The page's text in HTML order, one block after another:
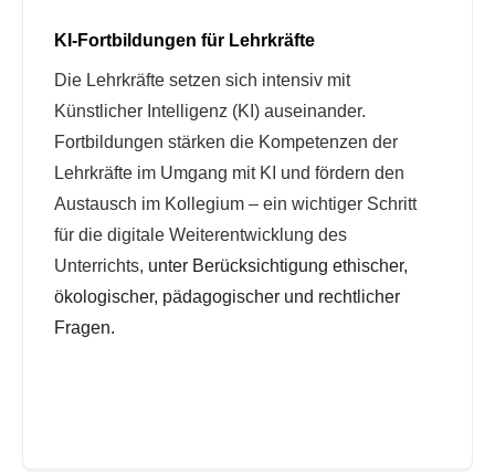
KI-Fortbildungen für Lehrkräfte
Die Lehrkräfte setzen sich intensiv mit
Künstlicher Intelligenz (KI) auseinander.
Fortbildungen stärken die Kompetenzen der
Lehrkräfte im Umgang mit KI und fördern den
Austausch im Kollegium – ein wichtiger Schritt
für die digitale Weiterentwicklung des
Unterrichts, unter Berücksichtigung ethischer,
ökologischer, pädagogischer und rechtlicher
Fragen.